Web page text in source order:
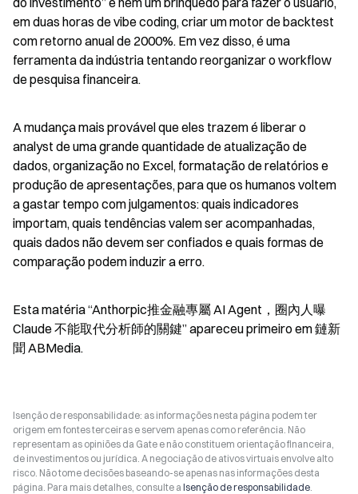
em duas horas de vibe coding, criar um motor de backtest
com retorno anual de 2000%. Em vez disso, é uma
ferramenta da indústria tentando reorganizar o workflow
de pesquisa financeira.
A mudança mais provável que eles trazem é liberar o
analyst de uma grande quantidade de atualização de
dados, organização no Excel, formatação de relatórios e
produção de apresentações, para que os humanos voltem
a gastar tempo com julgamentos: quais indicadores
importam, quais tendências valem ser acompanhadas,
quais dados não devem ser confiados e quais formas de
comparação podem induzir a erro.
Esta matéria “Anthorpic推金融專屬 AI Agent，圈內人曝
Claude 不能取代分析師的關鍵” apareceu primeiro em 鏈新
聞 ABMedia.
Isenção de responsabilidade: as informações nesta página podem ter
origem em fontes terceiras e servem apenas como referência. Não
representam as opiniões da Gate e não constituem orientação financeira,
de investimentos ou jurídica. A negociação de ativos virtuais envolve alto
risco. Não tome decisões baseando-se apenas nas informações desta
página. Para mais detalhes, consulte a Isenção de responsabilidade.